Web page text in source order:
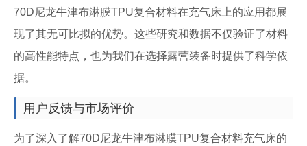
70D尼龙牛津布淋膜TPU复合材料在充气床上的应用都展
现了其无可比拟的优势。这些研究和数据不仅验证了材料
的高性能特点，也为我们在选择露营装备时提供了科学依
据。
用户反馈与市场评价
为了深入了解70D尼龙牛津布淋膜TPU复合材料充气床的